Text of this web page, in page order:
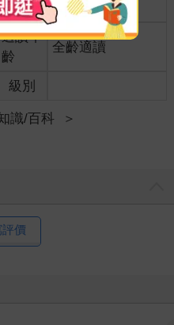
格
適讀年
齡
全齡適讀
級別
識/百科
＞
評價